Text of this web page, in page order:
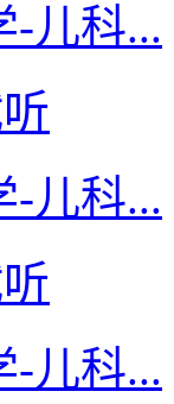
-儿科...
-儿科...
-儿科...